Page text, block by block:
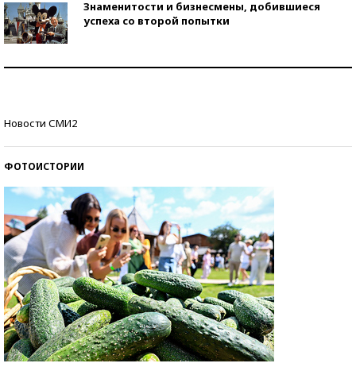
Знаменитости и бизнесмены, добившиеся
успеха со второй попытки
Новости СМИ2
ФОТОИСТОРИИ